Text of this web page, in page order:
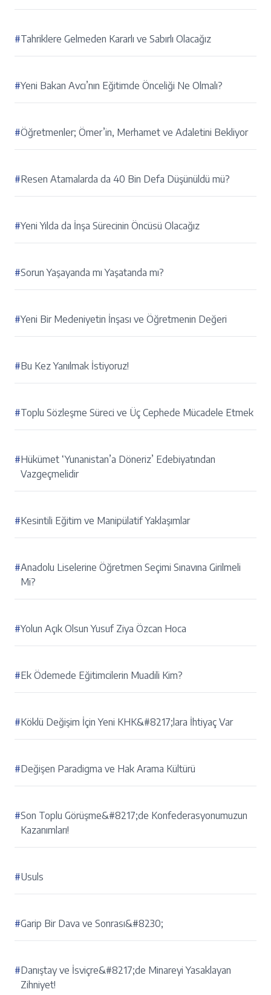
#Tahriklere Gelmeden Kararlı ve Sabırlı Olacağız
#Yeni Bakan Avcı’nın Eğitimde Önceliği Ne Olmalı?
#Öğretmenler; Ömer’in, Merhamet ve Adaletini Bekliyor
#Resen Atamalarda da 40 Bin Defa Düşünüldü mü?
#Yeni Yılda da İnşa Sürecinin Öncüsü Olacağız
#Sorun Yaşayanda mı Yaşatanda mı?
#Yeni Bir Medeniyetin İnşası ve Öğretmenin Değeri
#Bu Kez Yanılmak İstiyoruz!
#Toplu Sözleşme Süreci ve Üç Cephede Mücadele Etmek
#Hükümet ‘Yunanistan’a Döneriz’ Edebiyatından
Vazgeçmelidir
#Kesintili Eğitim ve Manipülatif Yaklaşımlar
#Anadolu Liselerine Öğretmen Seçimi Sınavına Girilmeli
Mi?
#Yolun Açık Olsun Yusuf Ziya Özcan Hoca
#Ek Ödemede Eğitimcilerin Muadili Kim?
#Köklü Değişim İçin Yeni KHK&#8217;lara İhtiyaç Var
#Değişen Paradigma ve Hak Arama Kültürü
#Son Toplu Görüşme&#8217;de Konfederasyonumuzun
Kazanımları!
#Usuls
#Garip Bir Dava ve Sonrası&#8230;
#Danıştay ve İsviçre&#8217;de Minareyi Yasaklayan
Zihniyet!